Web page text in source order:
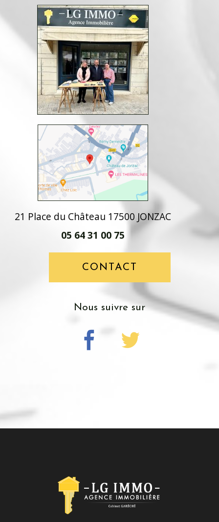
21 Place du Château 17500 JONZAC
05 64 31 00 75
CONTACT
nous suivre sur